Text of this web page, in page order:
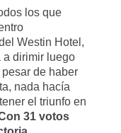
los que
Westin Hotel,
a dirimir luego
de haber
nada hacía
el triunfo en
31 votos